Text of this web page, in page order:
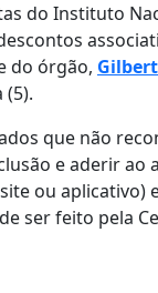
do Instituto
do órgão,
que não
e aderir
ou aplicativo)
ser feito pela